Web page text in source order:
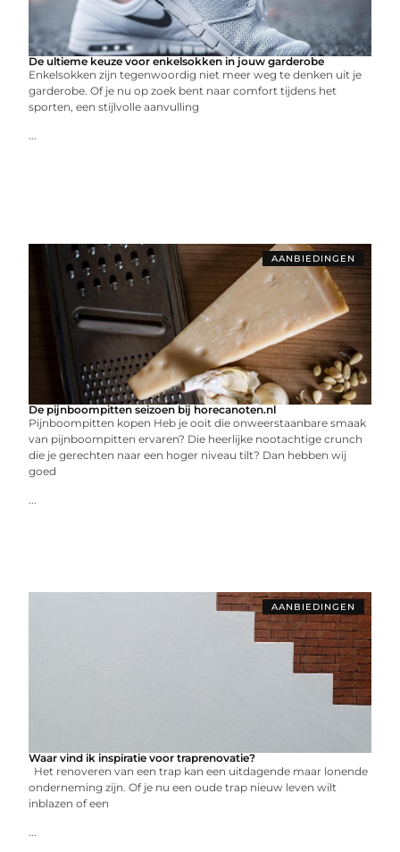
De ultieme keuze voor enkelsokken in jouw garderobe
Enkelsokken zijn tegenwoordig niet meer weg te denken uit je
garderobe. Of je nu op zoek bent naar comfort tijdens het
sporten, een stijlvolle aanvulling
...
AANBIEDINGEN
De pijnboompitten seizoen bij horecanoten.nl
Pijnboompitten kopen Heb je ooit die onweerstaanbare smaak
van pijnboompitten ervaren? Die heerlijke nootachtige crunch
die je gerechten naar een hoger niveau tilt? Dan hebben wij
goed
...
AANBIEDINGEN
Waar vind ik inspiratie voor traprenovatie?
Het renoveren van een trap kan een uitdagende maar lonende
onderneming zijn. Of je nu een oude trap nieuw leven wilt
inblazen of een
...